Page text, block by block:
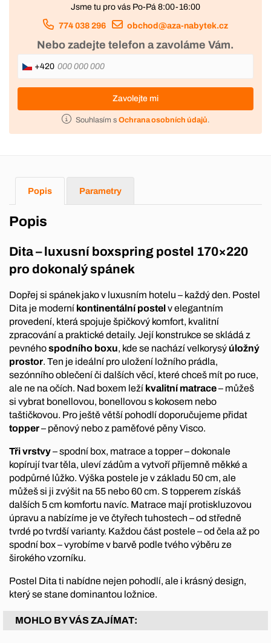
Jsme tu pro vás Po-Pá 8:00-16:00
774 038 296 obchod@aza-nabytek.cz
Nebo zadejte telefon a zavoláme Vám.
+420
Zavolejte mi
Souhlasím s Ochrana osobních údajů.
Popis Parametry
Popis
Dita – luxusní boxspring postel 170×220
pro dokonalý spánek
Dopřej si spánek jako v luxusním hotelu – každý den. Postel
Dita je moderní kontinentální postelv elegantním
provedení, která spojuje špičkový komfort, kvalitní
zpracování a praktické detaily. Její konstrukce se skládá z
pevnéhospodního boxu, kde se nachází velkorysý úložný
prostor. Ten je ideální pro uložení ložního prádla,
sezónního oblečení či dalších věcí, které chceš mít po ruce,
ale ne na očích. Nad boxem leží kvalitní matrace– můžeš
si vybrat bonellovou, bonellovou s kokosem nebo
taštičkovou. Pro ještě větší pohodlí doporučujeme přidat
topper– pěnový nebo z paměťové pěny Visco.
Tři vrstvy– spodní box, matrace a topper – dokonale
kopírují tvar těla, uleví zádům a vytvoří příjemně měkké a
podpůrné lůžko. Výška postele je v základu 50 cm, ale
můžeš si ji zvýšit na 55 nebo 60 cm. S topperem získáš
dalších 5 cm komfortu navíc. Matrace mají protiskluzovou
úpravu a nabízíme je ve čtyřech tuhostech – od středně
tvrdé po tvrdší varianty. Každou část postele – od čela až po
spodní box – vyrobíme v barvě podle tvého výběru ze
širokého vzorníku.
Postel Dita ti nabídne nejen pohodlí, ale i krásný design,
který se stane dominantou ložnice.
MOHLO BY VÁS ZAJÍMAT: